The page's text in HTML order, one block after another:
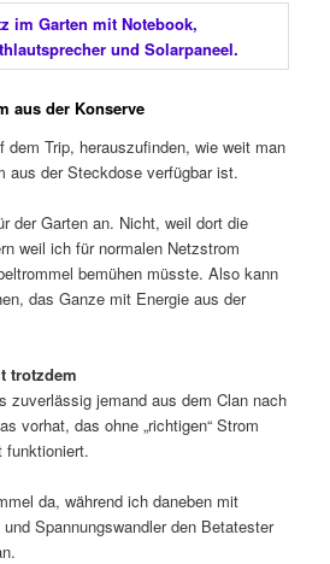
aus der Konserve
dem Trip, herauszufinden, wie weit man
aus der Steckdose verfügbar ist.
der Garten an. Nicht, weil dort die
weil ich für normalen Netzstrom
bemühen müsste. Also kann
das Ganze mit Energie aus der
trotzdem
zuverlässig jemand aus dem Clan nach
vorhat, das ohne „richtigen“ Strom
funktioniert.
da, während ich daneben mit
Spannungswandler den Betatester